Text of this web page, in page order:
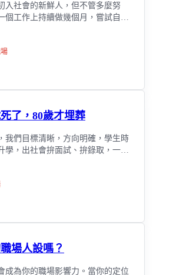
入社會的新鮮人，但不管多麼努
個工作上持續做幾個月，嘗試自己
了，80歲才埋葬
我們目標清晰，方向明確，學生時
學，出社會拚面試、拚錄取，一關
場人設嗎？
成為你的職場影響力。當你的定位